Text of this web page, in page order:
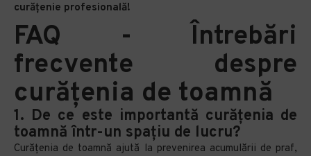
curățenie profesională!
FAQ - Întrebări
frecvente despre
curățenia de toamnă
1. De ce este importantă curățenia de
toamnă într-un spațiu de lucru?
Curățenia de toamnă ajută la prevenirea acumulării de praf,